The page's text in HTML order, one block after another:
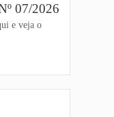
07/2026
e veja o